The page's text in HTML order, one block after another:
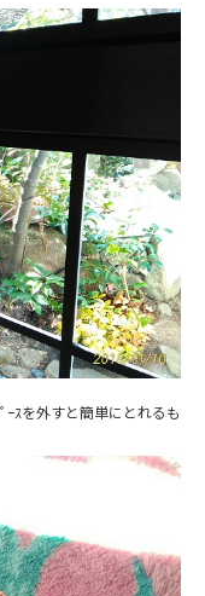
ｽを外すと簡単にとれるも